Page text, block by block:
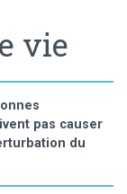
vie
pas causer
du